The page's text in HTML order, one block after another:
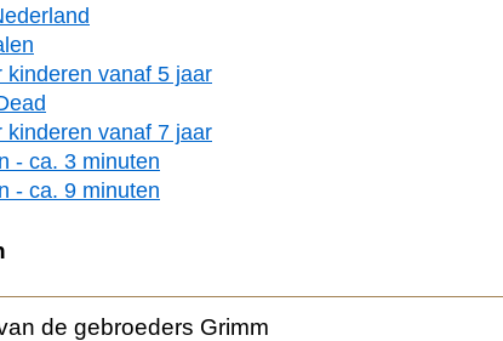
kinderen vanaf 5 jaar
kinderen vanaf 7 jaar
- ca. 3 minuten
- ca. 9 minuten
de gebroeders Grimm